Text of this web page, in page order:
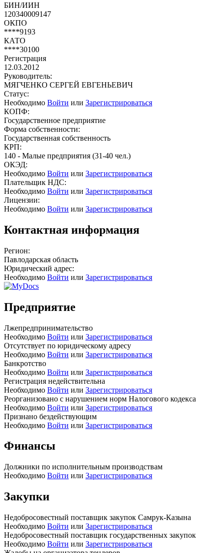
БИН/ИИН
120340009147
ОКПО
****9193
КАТО
****30100
Регистрация
12.03.2012
Руководитель:
МЯГЧЕНКО СЕРГЕЙ ЕВГЕНЬЕВИЧ
Статус:
Необходимо Войти или Зарегистрироваться
КОПФ:
Государственное предприятие
Форма собственности:
Государственная собственность
КРП:
140 - Малые предприятия (31-40 чел.)
ОКЭД:
Необходимо Войти или Зарегистрироваться
Плательщик НДС:
Необходимо Войти или Зарегистрироваться
Лицензии:
Необходимо Войти или Зарегистрироваться
Контактная информация
Регион:
Павлодарская область
Юридический адрес:
Необходимо Войти или Зарегистрироваться
Предприятие
Лжепредпринимательство
Необходимо Войти или Зарегистрироваться
Отсутствует по юридическому адресу
Необходимо Войти или Зарегистрироваться
Банкротство
Необходимо Войти или Зарегистрироваться
Регистрация недействительна
Необходимо Войти или Зарегистрироваться
Реорганизовано с нарушением норм Налогового кодекса
Необходимо Войти или Зарегистрироваться
Признано бездействующим
Необходимо Войти или Зарегистрироваться
Финансы
Должники по исполнительным производствам
Необходимо Войти или Зарегистрироваться
Закупки
Недобросовестный поставщик закупок Самрук-Казына
Необходимо Войти или Зарегистрироваться
Недобросовестный поставщик государственных закупок
Необходимо Войти или Зарегистрироваться